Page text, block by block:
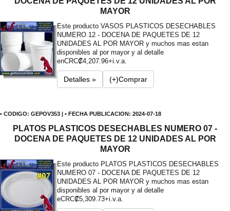
MAYOR
Este producto VASOS PLASTICOS DESECHABLES
NUMERO 12 - DOCENA DE PAQUETES DE 12
UNIDADES AL POR MAYOR y muchos mas estan
disponibles al por mayor y al detalle
enCRC₡4,207.96+i.v.a.
Detalles » (+)Comprar
• CODIGO: GEPOV353 | • FECHA PUBLICACION: 2024-07-18
PLATOS PLASTICOS DESECHABLES NUMERO 07 -
DOCENA DE PAQUETES DE 12 UNIDADES AL POR
MAYOR
Este producto PLATOS PLASTICOS DESECHABLES
NUMERO 07 - DOCENA DE PAQUETES DE 12
UNIDADES AL POR MAYOR y muchos mas estan
disponibles al por mayor y al detalle
eCRC₡5,309.73+i.v.a.